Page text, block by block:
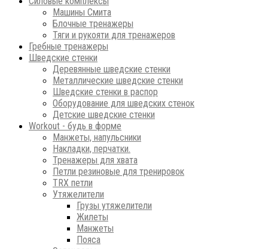
Машины Смита
Блочные тренажеры
Тяги и рукояти для тренажеров
Гребные тренажеры
Шведские стенки
Деревянные шведские стенки
Металлические шведские стенки
Шведские стенки в распор
Оборудование для шведских стенок
Детские шведские стенки
Workout - будь в форме
Манжеты, напульсники
Накладки, перчатки.
Тренажеры для хвата
Петли резиновые для тренировок
ТRХ петли
Утяжелители
Грузы утяжелители
Жилеты
Манжеты
Пояса